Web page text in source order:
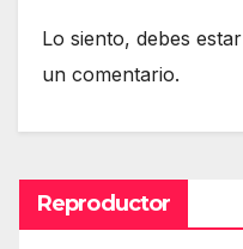
Lo siento, debes estar
un comentario.
Reproductor